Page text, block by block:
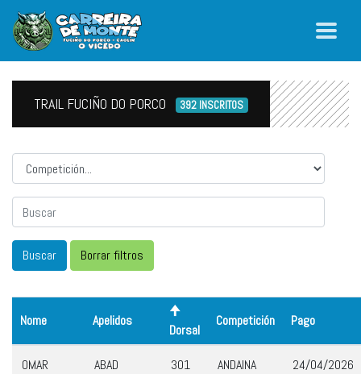
TRAIL FUCIÑO DO PORCO 392 INSCRITOS
Competicion
Nome Apelidos
Dorsal
Competición Pago
OMAR
ABAD
301 ANDAINA
24/04/2026